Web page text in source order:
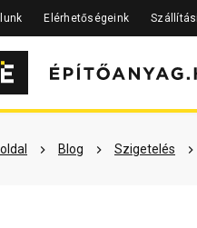
Elérhetőségeink
Blog Szigetelés